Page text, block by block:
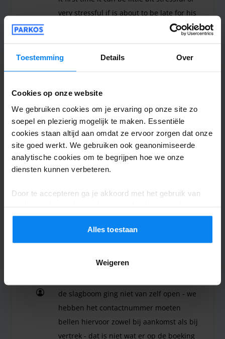
Toestemming Details Over
Cookies op onze website
We gebruiken cookies om je ervaring op onze site zo
soepel en plezierig mogelijk te maken. Essentiële
cookies staan altijd aan omdat ze ervoor zorgen dat onze
site goed werkt. We gebruiken ook geanonimiseerde
analytische cookies om te begrijpen hoe we onze
diensten kunnen verbeteren.
Door te accepteren ga je akkoord met het gebruik van
instellingen op elk moment aanpassen. Bekijk voor alle
Privacybeleid.
Alles toestaan
Weigeren
very stressful if is about to be late for his
Shuttle buiten 13 oktober 2023
Peter W. van der Vliet
Geparkeerd van 27/09/2023 tot 4/10/2023
Uitermate vriendelijk en bovenal efficiënt.
Top. P 22 mijn favoriete spot. Bovendien
makkelijk te bereiken en op loop afstand
Uitermate vriendelijk en bovenal efficiënt. Top.
Geparkeerd van 27/09/2023 tot 30/09/2023
de slagboom ging niet van zelf open - we
hebben het contactnummer moeten
bellen hiervoor zowel bij aankomst als bij
vertrek - dat is niet wat er op de boeking